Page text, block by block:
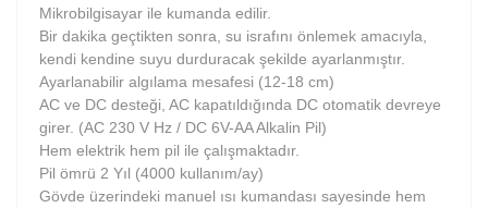
Mikrobilgisayar ile kumanda edilir.
Bir dakika geçtikten sonra, su israfını önlemek amacıyla,
kendi kendine suyu durduracak şekilde ayarlanmıştır.
Ayarlanabilir algılama mesafesi (12-18 cm)
AC ve DC desteği, AC kapatıldığında DC otomatik devreye
girer. (AC 230 V Hz / DC 6V-AA Alkalin Pil)
Hem elektrik hem pil ile çalışmaktadır.
Pil ömrü 2 Yıl (4000 kullanım/ay)
Gövde üzerindeki manuel ısı kumandası sayesinde hem